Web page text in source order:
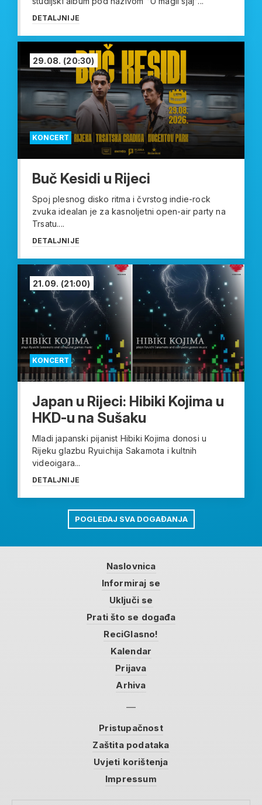
DETALJNIJE
KONCERT
29.08. (20:30)
Buč Kesidi u Rijeci
Spoj plesnog disko ritma i čvrstog indie-rock
zvuka idealan je za kasnoljetni open-air party na
Trsatu....
DETALJNIJE
KONCERT
21.09. (21:00)
Japan u Rijeci: Hibiki Kojima u
HKD-u na Sušaku
Mladi japanski pijanist Hibiki Kojima donosi u
Rijeku glazbu Ryuichija Sakamota i kultnih
videoigara...
DETALJNIJE
POGLEDAJ SVA DOGAĐANJA
Naslovnica
Informiraj se
Uključi se
Prati što se događa
ReciGlasno!
Kalendar
Prijava
Arhiva
Pristupačnost
Zaštita podataka
Uvjeti korištenja
Impressum